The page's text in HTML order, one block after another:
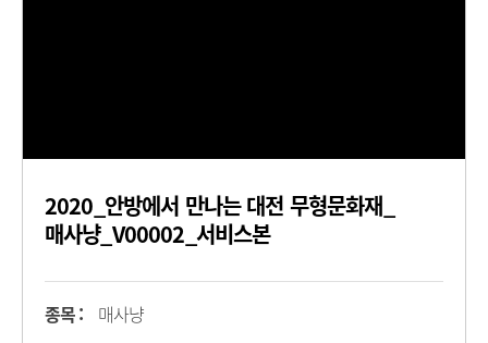
2020_안방에서 만나는 대전 무형문화재_
매사냥_V00002_서비스본
종목 : 매사냥